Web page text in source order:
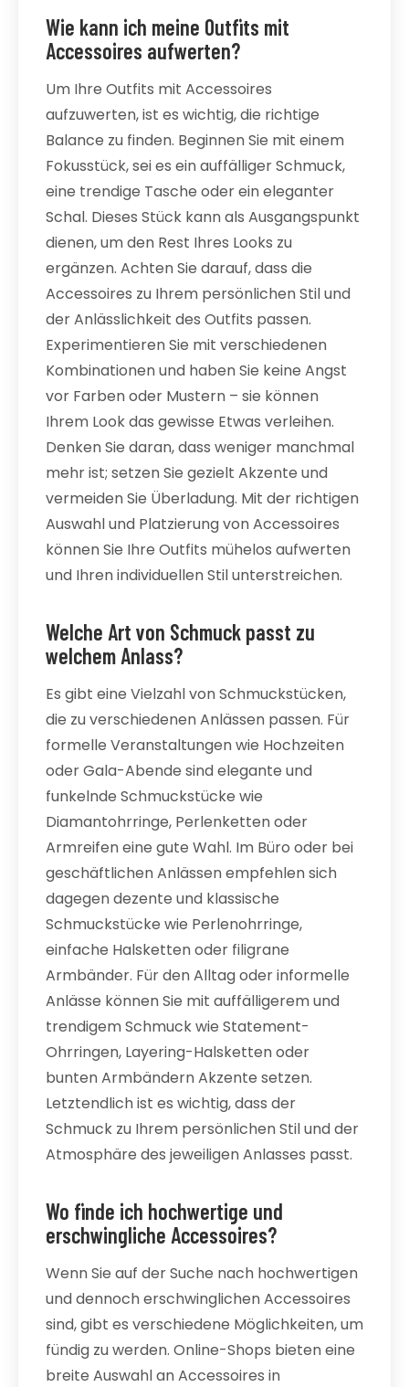
Wie kann ich meine Outfits mit
Accessoires aufwerten?
Um Ihre Outfits mit Accessoires
aufzuwerten, ist es wichtig, die richtige
Balance zu finden. Beginnen Sie mit einem
Fokusstück, sei es ein auffälliger Schmuck,
eine trendige Tasche oder ein eleganter
Schal. Dieses Stück kann als Ausgangspunkt
dienen, um den Rest Ihres Looks zu
ergänzen. Achten Sie darauf, dass die
Accessoires zu Ihrem persönlichen Stil und
der Anlässlichkeit des Outfits passen.
Experimentieren Sie mit verschiedenen
Kombinationen und haben Sie keine Angst
vor Farben oder Mustern – sie können
Ihrem Look das gewisse Etwas verleihen.
Denken Sie daran, dass weniger manchmal
mehr ist; setzen Sie gezielt Akzente und
vermeiden Sie Überladung. Mit der richtigen
Auswahl und Platzierung von Accessoires
können Sie Ihre Outfits mühelos aufwerten
und Ihren individuellen Stil unterstreichen.
Welche Art von Schmuck passt zu
welchem Anlass?
Es gibt eine Vielzahl von Schmuckstücken,
die zu verschiedenen Anlässen passen. Für
formelle Veranstaltungen wie Hochzeiten
oder Gala-Abende sind elegante und
funkelnde Schmuckstücke wie
Diamantohrringe, Perlenketten oder
Armreifen eine gute Wahl. Im Büro oder bei
geschäftlichen Anlässen empfehlen sich
dagegen dezente und klassische
Schmuckstücke wie Perlenohrringe,
einfache Halsketten oder filigrane
Armbänder. Für den Alltag oder informelle
Anlässe können Sie mit auffälligerem und
trendigem Schmuck wie Statement-
Ohrringen, Layering-Halsketten oder
bunten Armbändern Akzente setzen.
Letztendlich ist es wichtig, dass der
Schmuck zu Ihrem persönlichen Stil und der
Atmosphäre des jeweiligen Anlasses passt.
Wo finde ich hochwertige und
erschwingliche Accessoires?
Wenn Sie auf der Suche nach hochwertigen
und dennoch erschwinglichen Accessoires
sind, gibt es verschiedene Möglichkeiten, um
fündig zu werden. Online-Shops bieten eine
breite Auswahl an Accessoires in